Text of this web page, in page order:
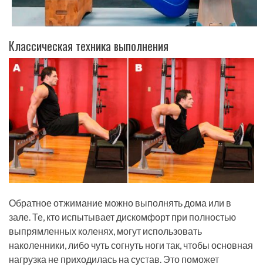
Классическая техника выполнения
Обратное отжимание можно выполнять дома или в
зале. Те, кто испытывает дискомфорт при полностью
выпрямленных коленях, могут использовать
наколенники, либо чуть согнуть ноги так, чтобы основная
нагрузка не приходилась на сустав. Это поможет